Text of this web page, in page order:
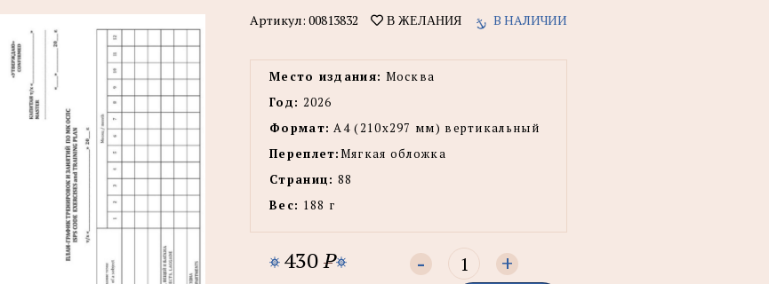
Артикул: 00813832 В ЖЕЛАНИЯ В НАЛИЧИИ
Место издания: Москва
Год: 2026
Формат: А4 (210х297 мм) вертикальный
Переплет:Мягкая обложка
Страниц: 88
Вес: 188 г
430P - +